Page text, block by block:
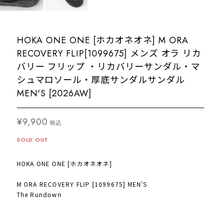
HOKA ONE ONE [ホカオネオネ] M ORA
RECOVERY FLIP[1099675] メンズ オラ リカ
バリー フリップ ・リカバリーサンダル・マ
シュマロソール・厚底サンダルサンダル
MEN'S [2026AW]
¥9,900 税込
SOLD OUT
HOKA ONE ONE [ホカオネオネ]
M ORA RECOVERY FLIP [1099675] MEN'S
The Rundown